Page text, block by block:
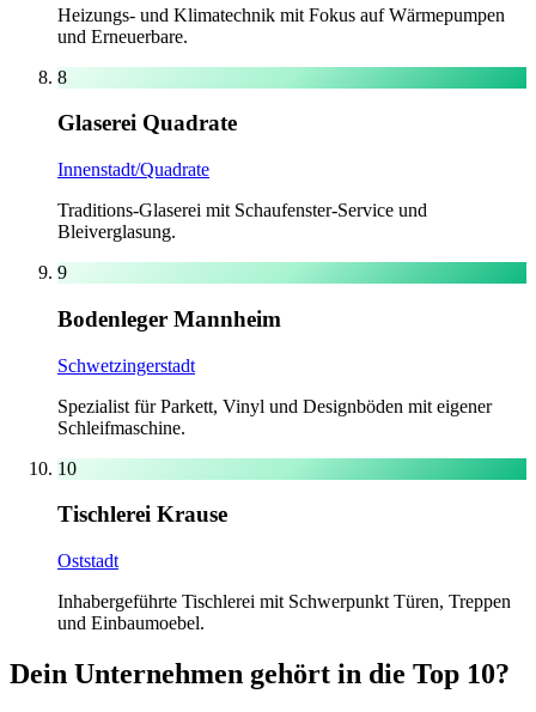
Heizungs- und Klimatechnik mit Fokus auf Wärmepumpen
und Erneuerbare.
8
Glaserei Quadrate
Innenstadt/Quadrate
Traditions-Glaserei mit Schaufenster-Service und
Bleiverglasung.
9
Bodenleger Mannheim
Schwetzingerstadt
Spezialist für Parkett, Vinyl und Designböden mit eigener
Schleifmaschine.
10
Tischlerei Krause
Oststadt
Inhabergeführte Tischlerei mit Schwerpunkt Türen, Treppen
und Einbaumoebel.
Dein Unternehmen gehört in die Top 10?